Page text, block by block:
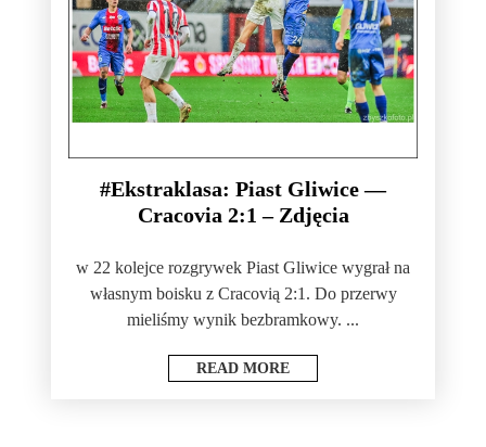
#Ekstraklasa: Piast Gliwice —
Cracovia 2:1 – Zdjęcia
w 22 kolejce rozgrywek Piast Gliwice wygrał na
własnym boisku z Cracovią 2:1. Do przerwy
mieliśmy wynik bezbramkowy. ...
READ MORE